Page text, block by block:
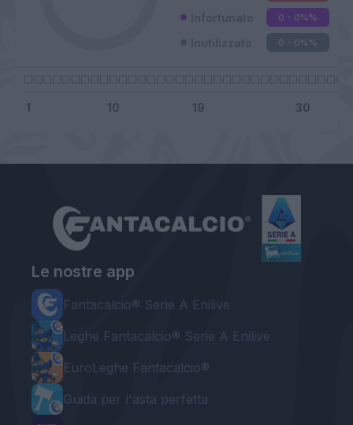
0 - 0%%
0 - 0%%
Le nostre app
Fantacalcio® Serie A Enilive
Leghe Fantacalcio® Serie A Enilive
EuroLeghe Fantacalcio®
Guida per l'asta perfetta